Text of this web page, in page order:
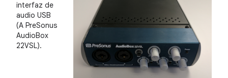
interfaz de
audio USB
(A PreSonus
AudioBox
22VSL).